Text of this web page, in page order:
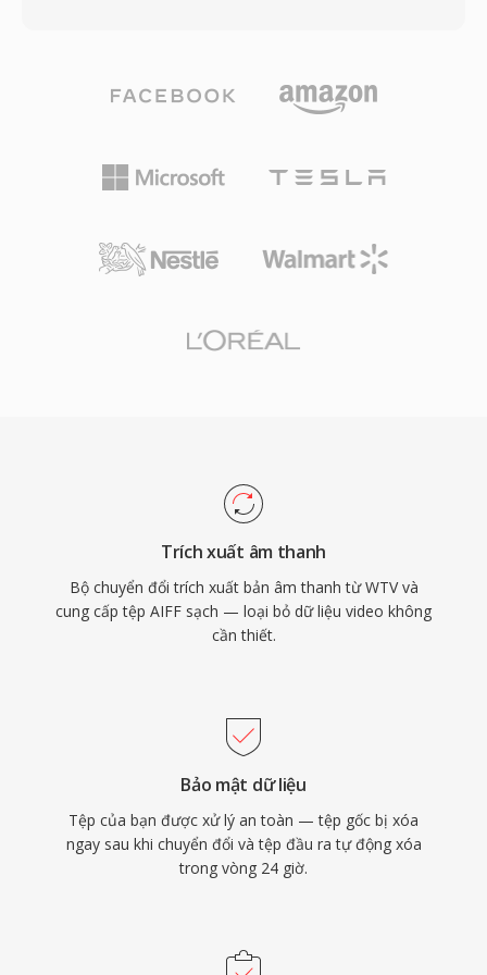
duyệt nội dung đã ghi. Định dạng hỗ trợ cả bản
ghi độ nét tiêu chuẩn và độ nét cao từ cáp kỹ
ClearQAM. Tệp WTV có thể truy cập tự nhiên
chuyển đổi sang định dạng DVR-MS đơn giản
hơn bằng công cụ Windows tích hợp. Mặc dù
sau Windows 7 (với hỗ trợ hạn chế trong
nghĩa nhạc cụ và ghi chú. Các kỹ sư âm thanh
AIFF vì đảm bảo độ trung thực bit-perfect qua
mọi giai đoạn chỉnh sửa và mastering. Một ưu
lượng qua các lần lưu: khác với MP3 hay AAC,
công cụ chuyên nghiệp của Apple bao gồm
cao vượt quá chất lượng CD. Với bất kỳ ai ưu
tiên tính toàn vẹn lossless hơn hiệu quả lưu trữ,
AIFF vẫn là lựa chọn đáng tin cậy trong ngành
thu âm.
Trích xuất âm thanh
Bộ chuyển đổi trích xuất bản âm thanh từ WTV và
cung cấp tệp AIFF sạch — loại bỏ dữ liệu video không
cần thiết.
Bảo mật dữ liệu
Tệp của bạn được xử lý an toàn — tệp gốc bị xóa
ngay sau khi chuyển đổi và tệp đầu ra tự động xóa
trong vòng 24 giờ.